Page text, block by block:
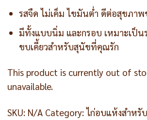
รสจืด ไม่เค็ม ไขมันต่ำ ดีต่อสุขภา
มีทั้งแบบนิ่ม และกรอบ เหมาะเป็น
ขบเคี้ยวสำหรับสุนัขที่คุณรัก
This product is currently out of
unavailable.
SKU: N/A Category:ไก่อบแห้งสำหรั